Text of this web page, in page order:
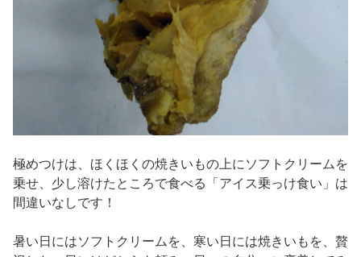
極めつけは、ほくほくの焼きいもの上にソフトクリームを
乗せ、少し溶けたところで食べる「アイス乗っけ食い」は
間違いなしです！
暑い日にはソフトクリームを、寒い日には焼きいもを、贅